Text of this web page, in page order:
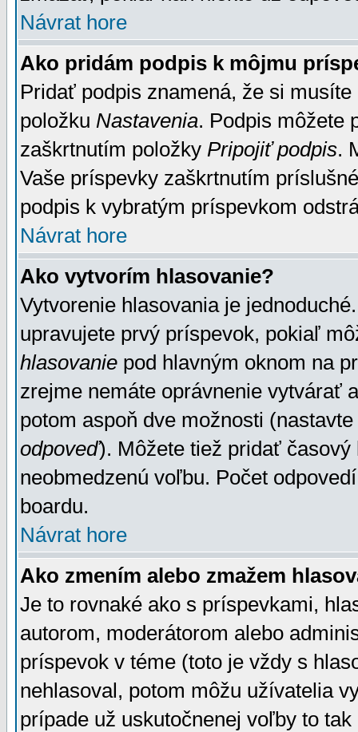
Návrat hore
Ako pridám podpis k môjmu
Pridať podpis znamená, že si
položku Nastavenia. Podpis môžete
zaškrtnutím položky Pripojiť podpis.
Vaše príspevky zaškrtnutím
podpis k vybratým príspevkom
Návrat hore
Ako vytvorím hlasovanie?
Vytvorenie hlasovania je
upravujete prvý príspevok, pokiaľ
hlasovanie pod hlavným oknom na
zrejme nemáte oprávnenie vytvárať
potom aspoň dve možnosti
odpoveď). Môžete tiež pridať
neobmedzenú voľbu. Počet
boardu.
Návrat hore
Ako zmením alebo zmažem
Je to rovnaké ako s príspevkami,
autorom, moderátorom alebo
príspevok v téme (toto je vždy s
nehlasoval, potom môžu užívatelia
prípade už uskutočnenej voľby to